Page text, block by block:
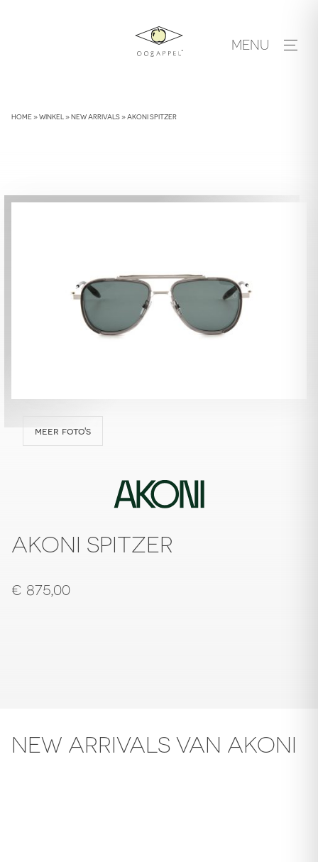
MENU
HOME»WINKEL »NEW ARRIVALS»AKONI SPITZER
meer foto's
AKONI SPITZER
€ 875,00
NEW ARRIVALS VAN AKONI